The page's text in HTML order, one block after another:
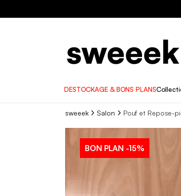
DESTOCKAGE & BONS PLANS
sweeek Salon Pouf et Repose-
BON PLAN -15%